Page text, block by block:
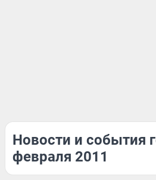
Новости и события
февраля 2011